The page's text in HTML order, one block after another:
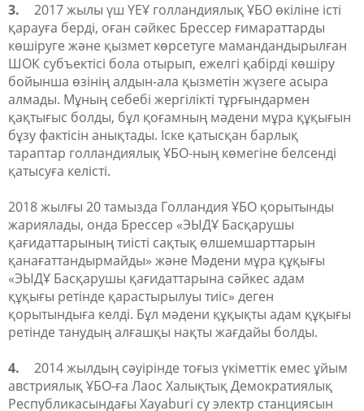
3.
2017 жылы үш ҮЕҰ голландиялық ҰБО өкіліне істі
қарауға берді, оған сәйкес Брессер ғимараттарды
көшіруге және қызмет көрсетуге мамандандырылған
ШОК субъектісі бола отырып, ежелгі қабірді көшіру
бойынша өзінің алдын-ала қызметін жүзеге асыра
алмады. Мұның себебі жергілікті тұрғындармен
қақтығыс болды, бұл қоғамның мәдени мұра құқығын
бұзу фактісін анықтады. Іске қатысқан барлық
тараптар голландиялық ҰБО-ның көмегіне белсенді
қатысуға келісті.
2018 жылғы 20 тамызда Голландия ҰБО қорытынды
жариялады, онда Брессер «ЭЫДҰ Басқарушы
қағидаттарының тиісті сақтық өлшемшарттарын
қанағаттандырмайды» және Мәдени мұра құқығы
«ЭЫДҰ Басқарушы қағидаттарына сәйкес адам
құқығы ретінде қарастырылуы тиіс» деген
қорытындыға келді. Бұл мәдени құқықты адам құқығы
ретінде танудың алғашқы нақты жағдайы болды.
4.
2014 жылдың сәуірінде тоғыз үкіметтік емес ұйым
австриялық ҰБО-ға Лаос Халықтық Демократиялық
Республикасындағы Xayaburi су электр станциясын